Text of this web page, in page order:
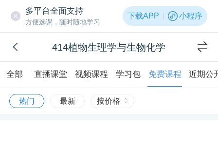
多平台全面支持
方便选课，随时随地学习
下载APP 小程序
414植物生理学与生物化学
全部 直播课堂 视频课程 学习包 免费课程 近期公
热门 最新 按价格